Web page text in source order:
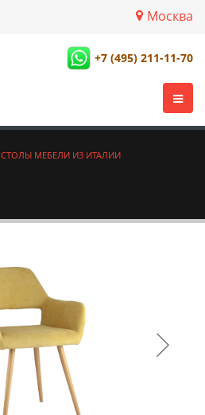
Москва
+7 (495) 211-11-70
СТОЛЫ МЕБЕЛИ ИЗ ИТАЛИИ